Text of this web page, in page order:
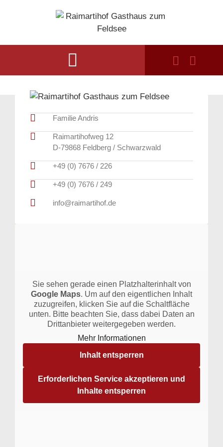
Familie Andris
Raimartihofweg 12
D-79868 Feldberg / Schwarzwald
+49 (0) 7676 / 226
+49 (0) 7676 / 249
info@raimartihof.de
Sie sehen gerade einen Platzhalterinhalt von
Google Maps. Um auf den eigentlichen Inhalt
zuzugreifen, klicken Sie auf die Schaltfläche
unten. Bitte beachten Sie, dass dabei Daten an
Drittanbieter weitergegeben werden.
Mehr Informationen
Inhalt entsperren
Erforderlichen Service akzeptieren und
Inhalte entsperren